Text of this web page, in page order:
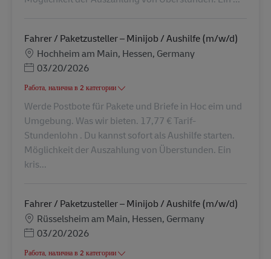
Fahrer / Paketzusteller – Minijob / Aushilfe (m/w/d)
Местоположение
Hochheim am Main, Hessen, Germany
Posted Date
03/20/2026
Работа, налична в 2 категории
Werde Postbote für Pakete und Briefe in Hoc eim und
Umgebung. Was wir bieten. 17,77 € Tarif-
Stundenlohn . Du kannst sofort als Aushilfe starten.
Möglichkeit der Auszahlung von Überstunden. Ein
kris...
Fahrer / Paketzusteller – Minijob / Aushilfe (m/w/d)
Местоположение
Rüsselsheim am Main, Hessen, Germany
Posted Date
03/20/2026
Работа, налична в 2 категории